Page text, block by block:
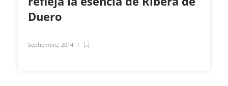
Duero
Septiembre, 2014